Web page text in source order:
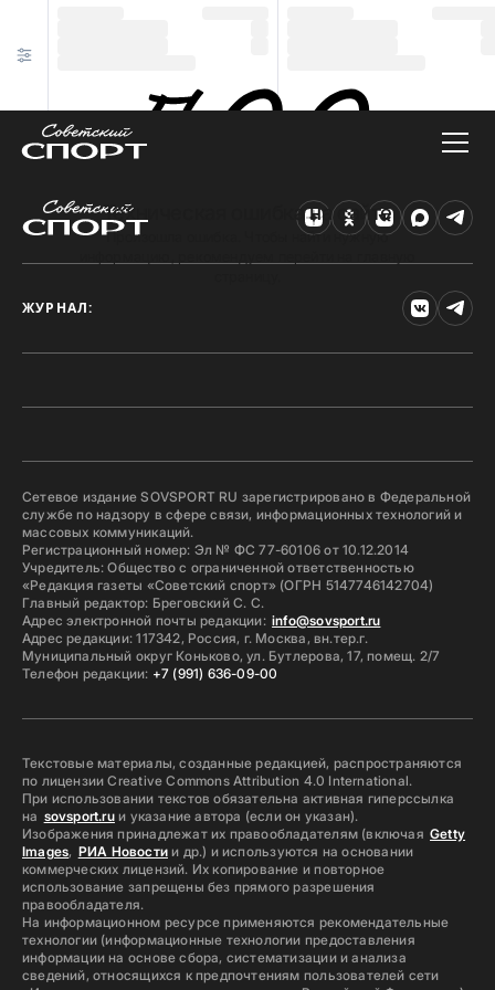
Техническая ошибка на сайте
Произошла ошибка. Чтобы найти нужную
ЖУРНАЛ:
Сетевое издание SOVSPORT RU зарегистрировано в Федеральной
службе по надзору в сфере связи, информационных технологий и
массовых коммуникаций.
Регистрационный номер: Эл № ФС 77-60106 от 10.12.2014
Учредитель: Общество с ограниченной ответственностью
«Редакция газеты «Советский спорт» (ОГРН 5147746142704)
Главный редактор: Бреговский С. С.
Адрес электронной почты редакции: info@sovsport.ru
Адрес редакции: 117342, Россия, г. Москва, вн.тер.г.
Муниципальный округ Коньково, ул. Бутлерова, 17, помещ. 2/7
Телефон редакции: +7 (991) 636-09-00
Текстовые материалы, созданные редакцией, распространяются
по лицензии Creative Commons Attribution 4.0 International.
При использовании текстов обязательна активная гиперссылка
на sovsport.ruи указание автора (если он указан).
Изображения принадлежат их правообладателям (включая Getty
Images, РИА Новостии др.) и используются на основании
коммерческих лицензий. Их копирование и повторное
использование запрещены без прямого разрешения
правообладателя.
На информационном ресурсе применяются рекомендательные
технологии (информационные технологии предоставления
информации на основе сбора, систематизации и анализа
сведений, относящихся к предпочтениям пользователей сети